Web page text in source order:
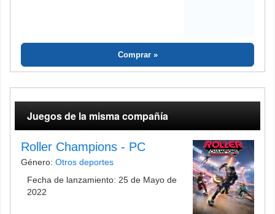
Comprar
Juegos de la misma compañía
Roller Champions - PC
Género: Otros deportes
Fecha de lanzamiento: 25 de Mayo de
2022